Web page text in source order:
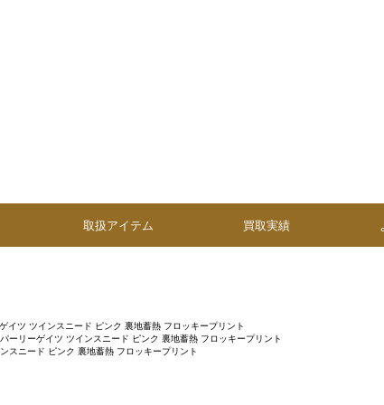
取扱アイテム 買取実績
イツ ツインスニード ピンク 裏地蓄熱 フロッキープリント
パーリーゲイツ ツインスニード ピンク 裏地蓄熱 フロッキープリント
スニード ピンク 裏地蓄熱 フロッキープリント